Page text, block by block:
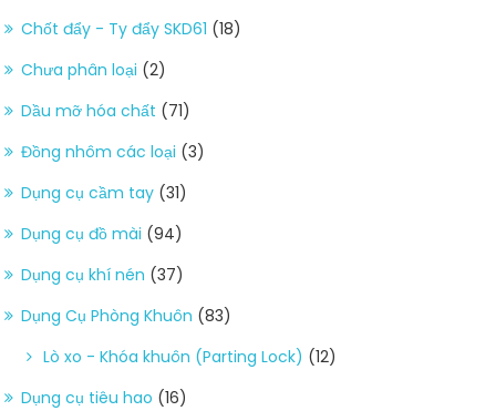
Chốt đẩy - Ty đẩy SKD61 (18)
Chưa phân loại (2)
Dầu mỡ hóa chất (71)
Đồng nhôm các loại (3)
Dụng cụ cầm tay (31)
Dụng cụ đồ mài (94)
Dụng cụ khí nén (37)
Dụng Cụ Phòng Khuôn (83)
Lò xo - Khóa khuôn (Parting Lock) (12)
Dụng cụ tiêu hao (16)